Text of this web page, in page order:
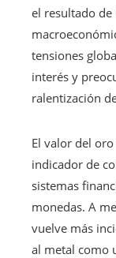
el resultado de
tensiones
interés y
ralentización
El valor del
indicador de
sistemas
monedas. A
vuelve más
al metal como